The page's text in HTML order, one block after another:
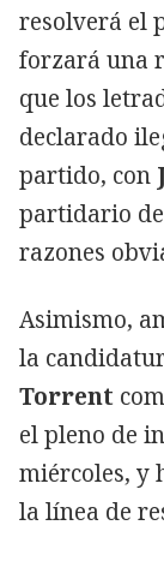
resolverá el
forzará una
que los
declarado
partido, con
partidario
razones
Asimismo,
la
Torrent
el pleno de
miércoles, y
la línea de